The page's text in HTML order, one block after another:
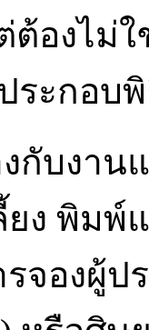
ต้องไม่
ะกอบพิ
กับงาน
ยง พิม
จองผู้